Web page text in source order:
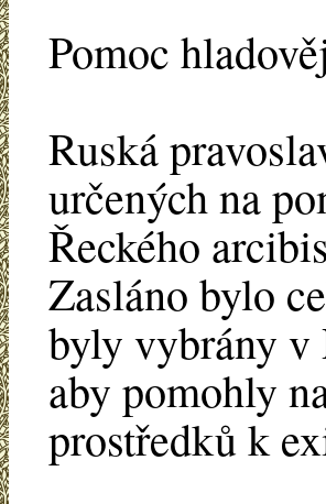
Pomoc
Ruská
určených na
Řeckého
Zasláno bylo
byly vybrány v
aby pomohly
prostředků k